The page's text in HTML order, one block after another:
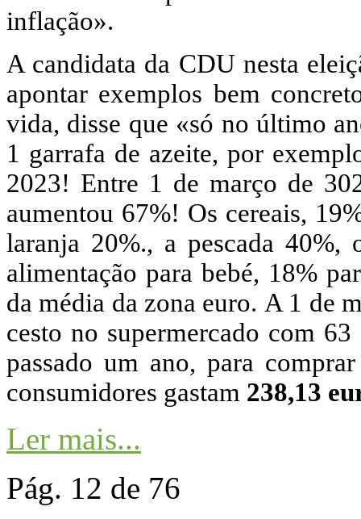
inflação».
A candidata da CDU nesta
apontar exemplos bem
vida, disse que «só no último
1 garrafa de azeite, por
2023! Entre 1 de março de
aumentou 67%! Os cereais,
laranja 20%., a pescada
alimentação para bebé, 18%
da média da zona euro. A 1 de
cesto no supermercado com
passado um ano, para
consumidores gastam 238,13
Ler mais...
Pág. 12 de 76